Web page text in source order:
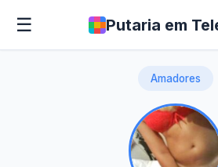
☰ Putaria em
Amadores